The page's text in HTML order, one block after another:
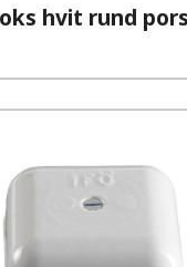
hvit rund